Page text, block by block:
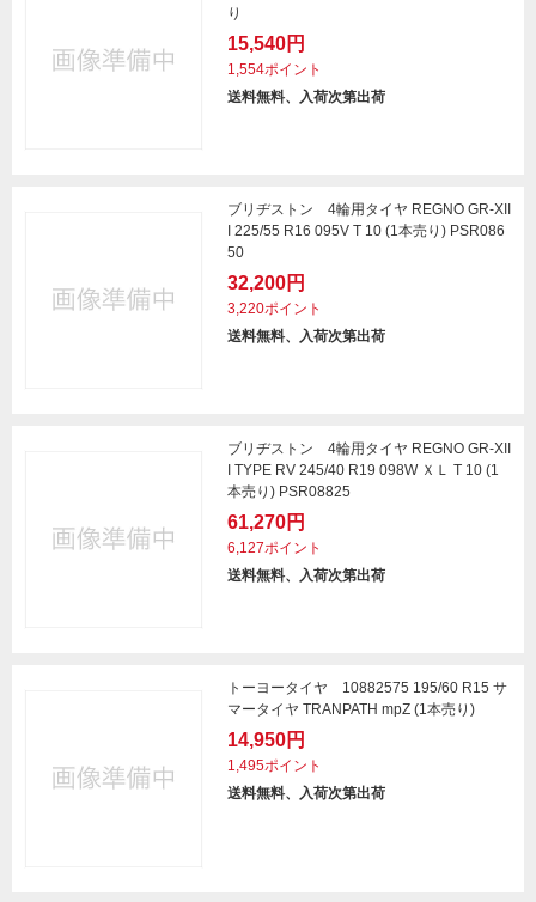
り
15,540円
1,554ポイント
送料無料、入荷次第出荷
ブリヂストン 4輪用タイヤ REGNO GR-XII
I 225/55 R16 095V T 10 (1本売り) PSR086
50
32,200円
3,220ポイント
送料無料、入荷次第出荷
ブリヂストン 4輪用タイヤ REGNO GR-XII
I TYPE RV 245/40 R19 098W ＸＬ T 10 (1
本売り) PSR08825
61,270円
6,127ポイント
送料無料、入荷次第出荷
トーヨータイヤ 10882575 195/60 R15 サ
マータイヤ TRANPATH mpZ (1本売り)
14,950円
1,495ポイント
送料無料、入荷次第出荷